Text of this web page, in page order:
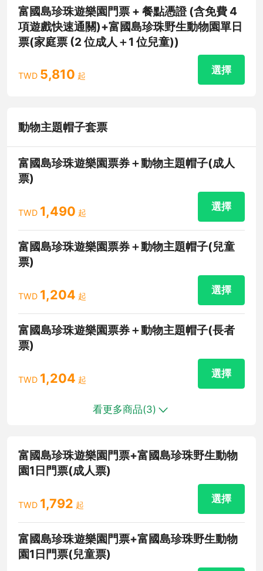
富國島珍珠遊樂園門票 + 餐點憑證 (含免費 4
項遊戲快速通關)+富國島珍珠野生動物園單日
票(家庭票 (2 位成人＋1 位兒童))
TWD 5,810 起
選擇
動物主題帽子套票
富國島珍珠遊樂園票券＋動物主題帽子(成人
票)
TWD 1,490 起
選擇
富國島珍珠遊樂園票券＋動物主題帽子(兒童
票)
TWD 1,204 起
選擇
富國島珍珠遊樂園票券＋動物主題帽子(長者
票)
TWD 1,204 起
選擇
看更多商品(3)
富國島珍珠遊樂園門票+富國島珍珠野生動物
園1日門票(成人票)
TWD 1,792 起
選擇
富國島珍珠遊樂園門票+富國島珍珠野生動物
園1日門票(兒童票)